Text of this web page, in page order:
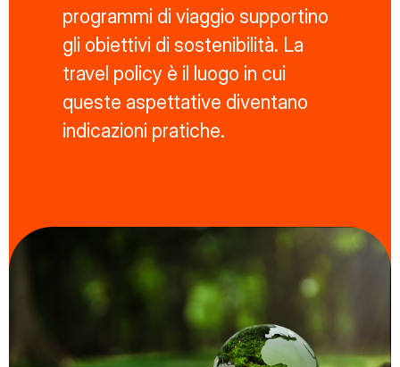
programmi di viaggio supportino
gli obiettivi di sostenibilità. La
travel policy è il luogo in cui
queste aspettative diventano
indicazioni pratiche.